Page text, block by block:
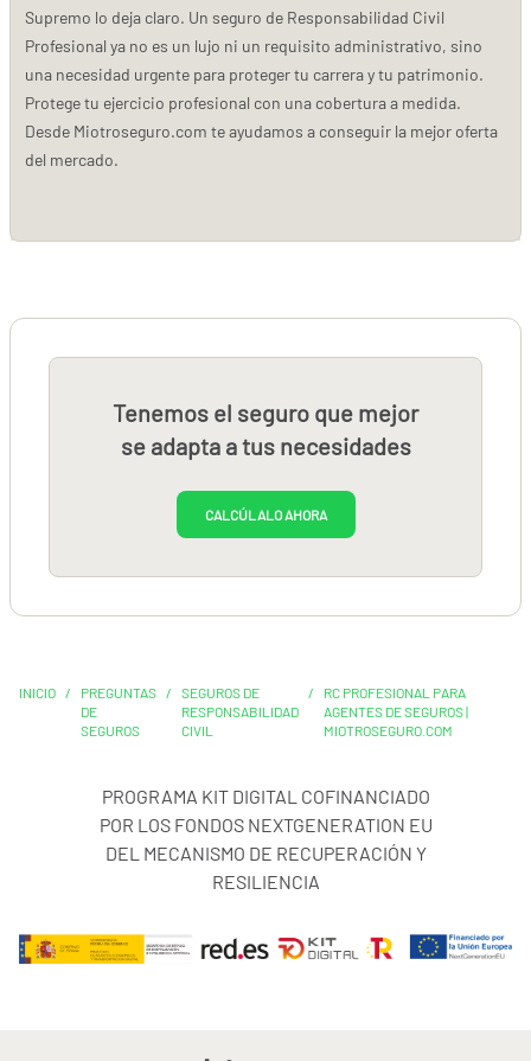
Supremo lo deja claro. Un seguro de Responsabilidad Civil
Profesional ya no es un lujo ni un requisito administrativo, sino
una necesidad urgente para proteger tu carrera y tu patrimonio.
Protege tu ejercicio profesional con una cobertura a medida.
Desde Miotroseguro.com te ayudamos a conseguir la mejor oferta
del mercado.
Tenemos el seguro que mejor
se adapta a tus necesidades
CALCÚLALO AHORA
INICIO /
PREGUNTAS
DE
SEGUROS
/
SEGUROS DE
RESPONSABILIDAD
CIVIL
/
RC PROFESIONAL PARA
AGENTES DE SEGUROS |
MIOTROSEGURO.COM
PROGRAMA KIT DIGITAL COFINANCIADO
POR LOS FONDOS NEXTGENERATION EU
DEL MECANISMO DE RECUPERACIÓN Y
RESILIENCIA